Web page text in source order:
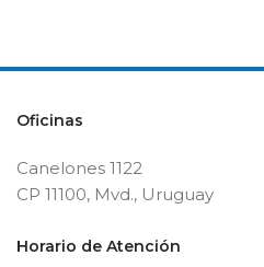
Oficinas
Canelones 1122
CP 11100, Mvd., Uruguay
Horario de Atención